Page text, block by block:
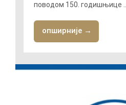
поводом 150. годишњице ...
опширније →